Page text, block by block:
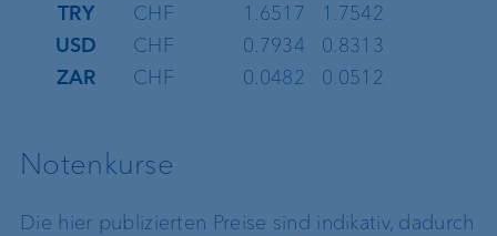
TRY
CHF 1.6517
1.7542
USD
CHF 0.7934
0.8313
ZAR
CHF 0.0482 0.0512
Notenkurse
Die hier publizierten Preise sind indikativ, dadurch